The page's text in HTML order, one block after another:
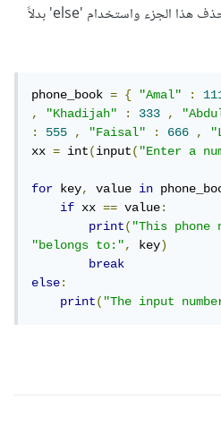
'phone_book_to'، فيمكنك حذف هذا الجزء واستخدام 'else' بدلاً
phone_book = { "Amal" :
,
"Khadijah" : 333 ,
:
555 , "Faisal" : 666 ,
xx = int(input("Enter a
for key, value in
if xx == value:
print("This phone
"belongs to:", key)
break
else:
print("The input